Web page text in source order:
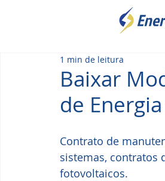
Baixar
de
1 min de leitura
Contrato de
sistemas, contratos
fotovoltaicos.